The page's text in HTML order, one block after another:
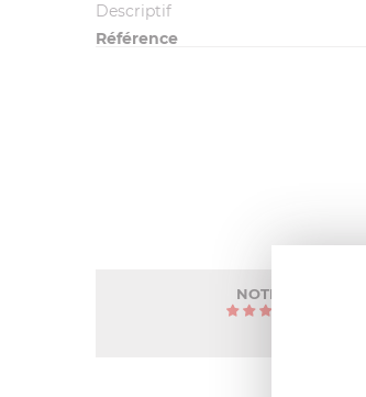
Descriptif
Référence
NOTE MOYENNE